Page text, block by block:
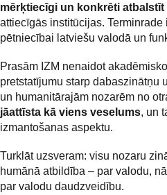
mērķtiecīgi un konkrēti
attiecīgās institūcijas.
pētniecībai latviešu valodā un
Prasām IZM nenaidot
pretstatījumu starp dabaszinātņu
un humanitārajām nozarēm no
jāattīsta kā viens veselums, un
izmantošanas aspektu.
Turklāt uzsveram: visu nozaru
humānā atbildība – par valodu,
par valodu daudzveidību.